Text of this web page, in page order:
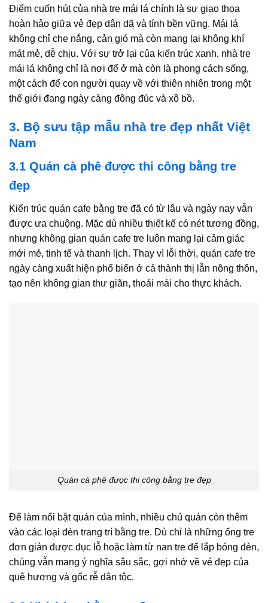
Điểm cuốn hút của nhà tre mái lá chính là sự giao thoa
hoàn hảo giữa vẻ đẹp dân dã và tính bền vững. Mái lá
không chỉ che nắng, cản gió mà còn mang lại không khí
mát mẻ, dễ chịu. Với sự trở lại của kiến trúc xanh, nhà tre
mái lá không chỉ là nơi để ở mà còn là phong cách sống,
một cách để con người quay về với thiên nhiên trong một
thế giới đang ngày càng đông đúc và xô bồ.
3. Bộ sưu tập mẫu nhà tre đẹp nhất Việt
Nam
3.1 Quán cà phê được thi công bằng tre
đẹp
Kiến trúc quán cafe bằng tre đã có từ lâu và ngày nay vẫn
được ưa chuộng. Mặc dù nhiều thiết kế có nét tương đồng,
nhưng không gian quán cafe tre luôn mang lại cảm giác
mới mẻ, tinh tế và thanh lịch. Thay vì lỗi thời, quán cafe tre
ngày càng xuất hiện phổ biến ở cả thành thị lẫn nông thôn,
tạo nên không gian thư giãn, thoải mái cho thực khách.
Quán cà phê được thi công bằng tre đẹp
Để làm nổi bật quán của mình, nhiều chủ quán còn thêm
vào các loại đèn trang trí bằng tre. Dù chỉ là những ống tre
đơn giản được đục lỗ hoặc làm từ nan tre để lắp bóng đèn,
chúng vẫn mang ý nghĩa sâu sắc, gợi nhớ về vẻ đẹp của
quê hương và gốc rễ dân tộc.